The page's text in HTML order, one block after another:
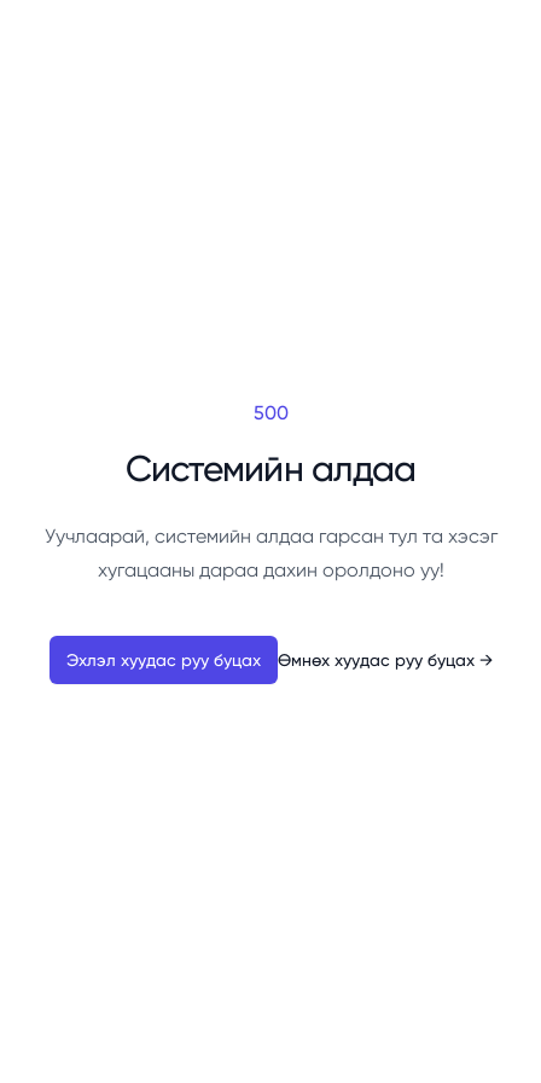
500
Системийн алдаа
Уучлаарай, системийн алдаа гарсан тул та хэсэг
хугацааны дараа дахин оролдоно уу!
Эхлэл хуудас руу буцах Өмнөх хуудас руу буцах →